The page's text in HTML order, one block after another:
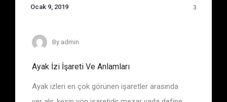
Ocak 9, 2019 3
Define İşaretleri
By admin
Ayak İzi İşareti Ve Anlamları
Ayak izleri en çok görünen işaretler arasında